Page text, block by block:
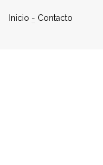
Inicio - Contacto